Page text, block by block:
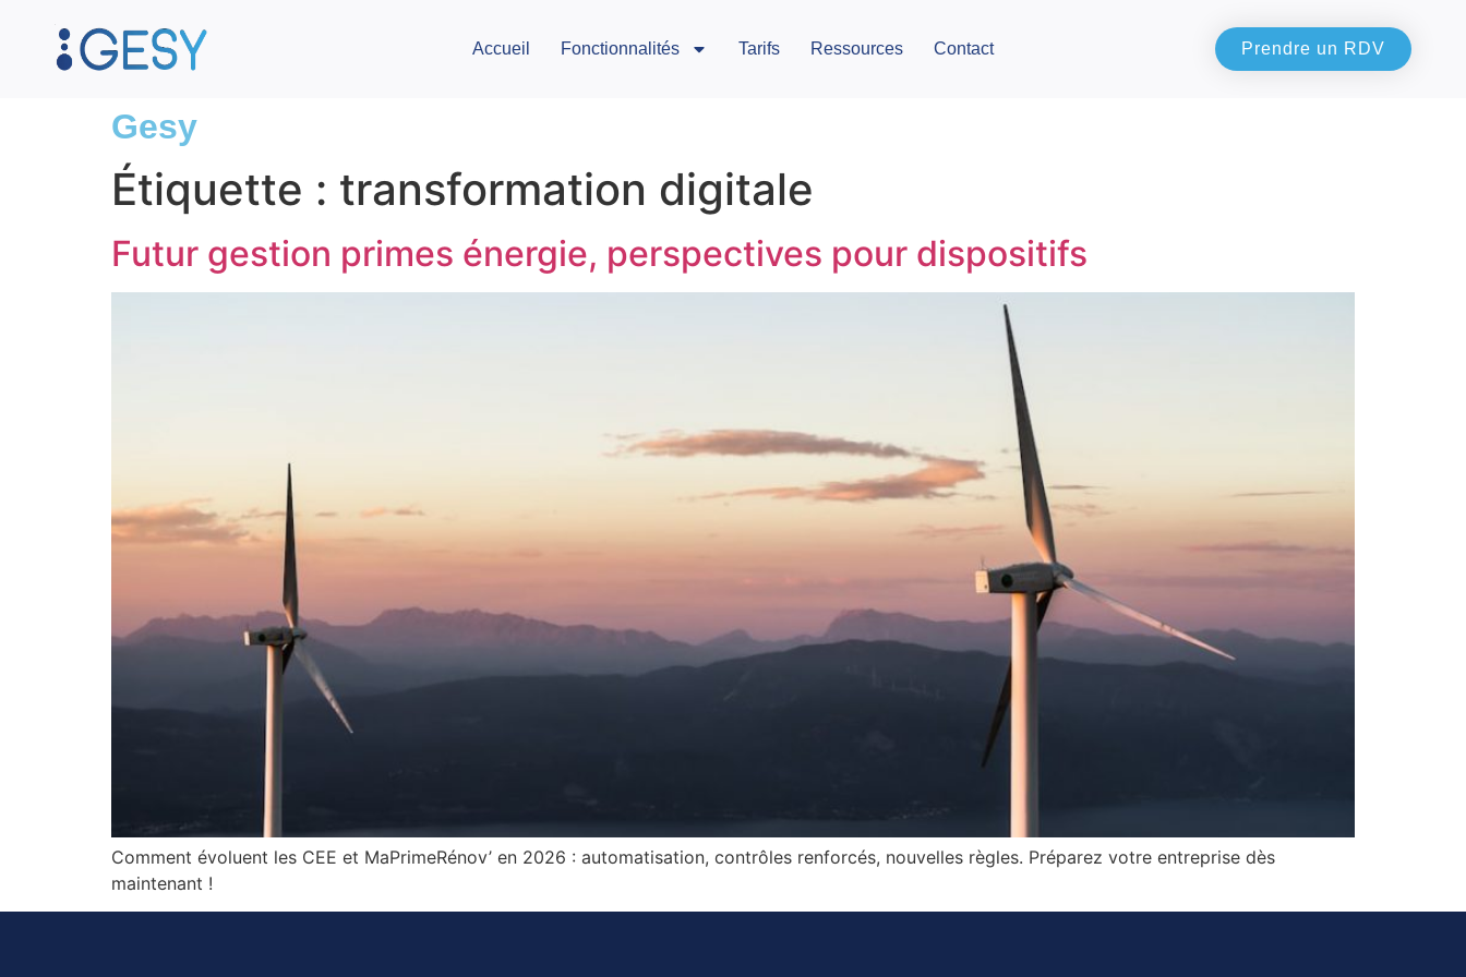
Accueil Fonctionnalités Tarifs Ressources Contact Prendre un RDV
Gesy
Étiquette : transformation digitale
Futur gestion primes énergie, perspectives pour dispositifs
Comment évoluent les CEE et MaPrimeRénov’ en 2026 : automatisation, contrôles renforcés, nouvelles règles. Préparez votre entreprise dès
maintenant !